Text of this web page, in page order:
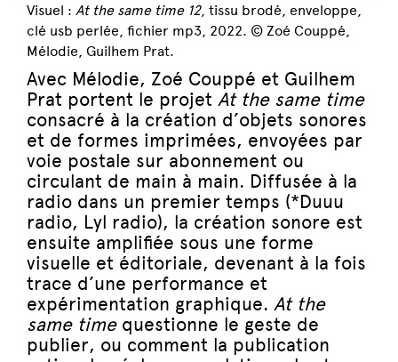
Visuel : At the same time 12, tissu brodé, enveloppe,
clé usb perlée, fichier mp3, 2022. © Zoé Couppé,
Mélodie, Guilhem Prat.
Avec Mélodie, Zoé Couppé et Guilhem
Prat portent le projet At the same time
consacré à la création d’objets sonores
et de formes imprimées, envoyées par
voie postale sur abonnement ou
circulant de main à main. Diffusée à la
radio dans un premier temps (*Duuu
radio, Lyl radio), la création sonore est
ensuite amplifiée sous une forme
visuelle et éditoriale, devenant à la fois
trace d’une performance et
expérimentation graphique. At the
same timequestionne le geste de
publier, ou comment la publication